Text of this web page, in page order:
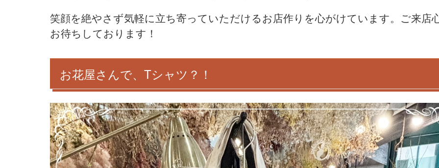
笑顔を絶やさず気軽に立ち寄っていただけるお店作りを心がけています。ご来店
お待ちしております！
お花屋さんで、Tシャツ？！